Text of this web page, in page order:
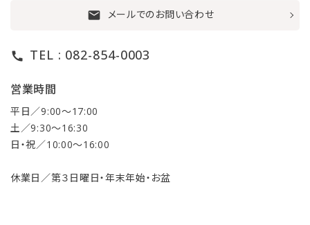
mail メールでのお問い合わせ
call TEL : 082-854-0003
営業時間
平日／9:00〜17:00
土／9:30〜16:30
日・祝／10:00〜16:00
休業日／第３日曜日・年末年始・お盆